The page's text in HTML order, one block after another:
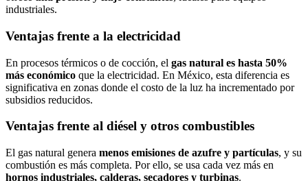
industriales.
Ventajas frente a la electricidad
En procesos térmicos o de cocción, el gas natural es hasta 50%
más económico que la electricidad. En México, esta diferencia es
significativa en zonas donde el costo de la luz ha incrementado por
subsidios reducidos.
Ventajas frente al diésel y otros combustibles
El gas natural genera menos emisiones de azufre y partículas, y su
combustión es más completa. Por ello, se usa cada vez más en
hornos industriales, calderas, secadores y turbinas.